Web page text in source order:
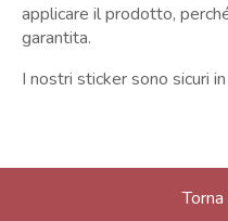
applicare il prodotto,
garantita.
I nostri sticker sono sicuri
Torna